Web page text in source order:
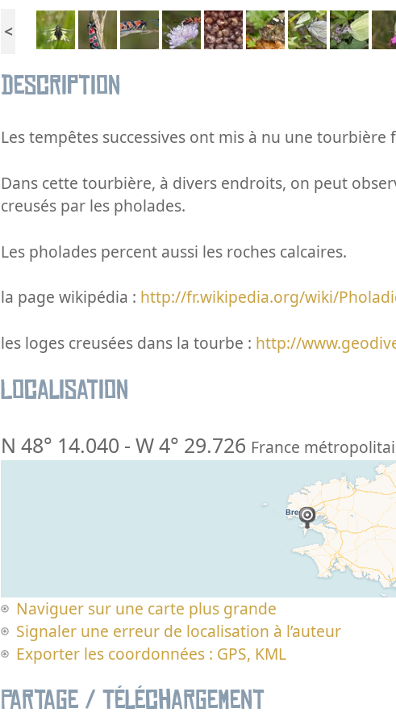
<
Description
Les tempêtes successives ont mis à nu une tourbière
Dans cette tourbière, à divers endroits, on peut
creusés par les pholades.
Les pholades percent aussi les roches calcaires.
la page wikipédia : http://fr.wikipedia.org/wiki/
les loges creusées dans la tourbe : http://
Localisation
N 48° 14.040 - W 4° 29.726 France
Naviguer sur une carte plus grande
Signaler une erreur de localisation à l’auteur
Exporter les coordonnées : GPS, KML
Partage / Téléchargement